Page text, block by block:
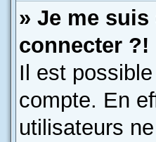
» Je me
connecter ?!
Il est
compte. En
utilisateurs